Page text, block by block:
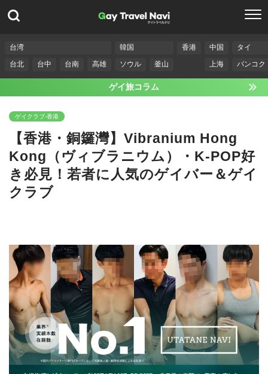
台湾
台北
台中 台南 高雄
韓国
ソウル
釜山
香港
中国
上海
タイ
バンコク
ゲイ旅コラム
ゲイクラブ-香港
【香港・銅鑼灣】Vibranium Hong
Kong（ヴィブラニウム）・K-POP好
き必見！若者に人気のゲイバー＆ゲイ
クラブ